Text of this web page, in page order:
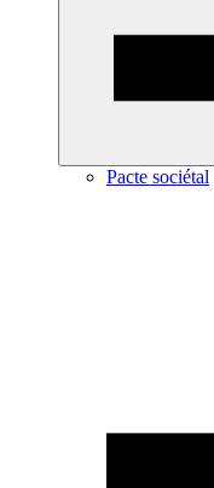
Pacte sociétal